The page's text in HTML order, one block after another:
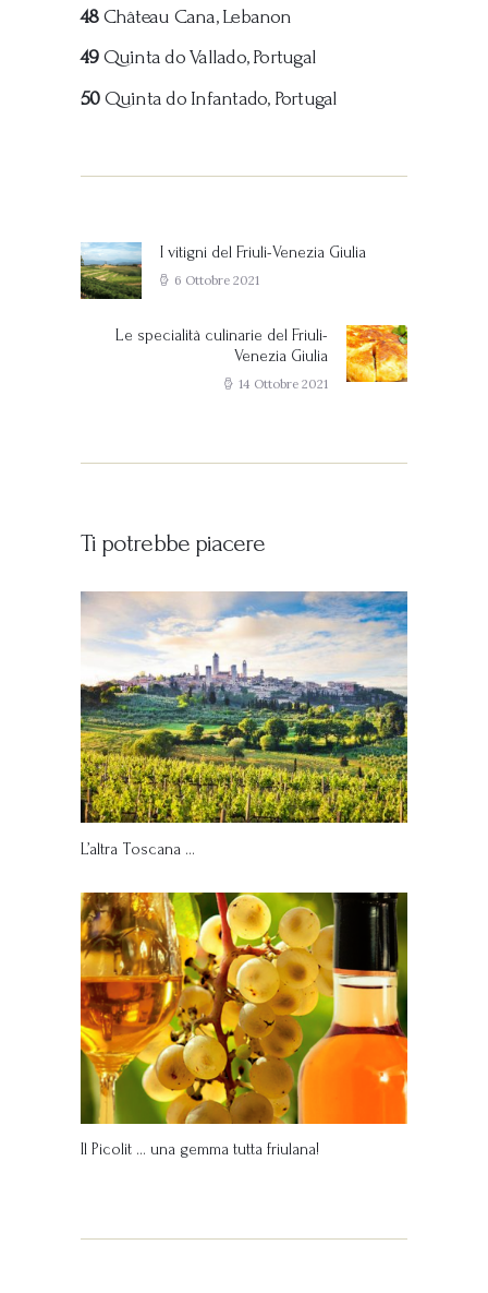
48Château Cana, Lebanon
49Quinta do Vallado, Portugal
50Quinta do Infantado, Portugal
Previous
post:
I vitigni del Friuli-Venezia Giulia
6 Ottobre 2021
Next
post:
Le specialità culinarie del Friuli-
Venezia Giulia
14 Ottobre 2021
Ti potrebbe piacere
L’altra Toscana …
Il Picolit … una gemma tutta friulana!